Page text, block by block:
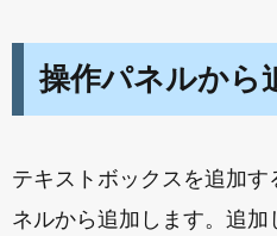
操作パネルから
テキストボックスを追加
ネルから追加します。追加